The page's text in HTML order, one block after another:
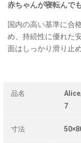
赤ちゃんが寝転んでも
国内の高い基準に合
め、持続性に優れた
面はしっかり滑り止め
品名
7
寸法